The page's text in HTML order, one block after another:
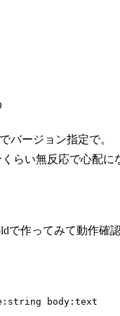
バージョン指定で。
らい無反応で心配に
で作ってみて動作確